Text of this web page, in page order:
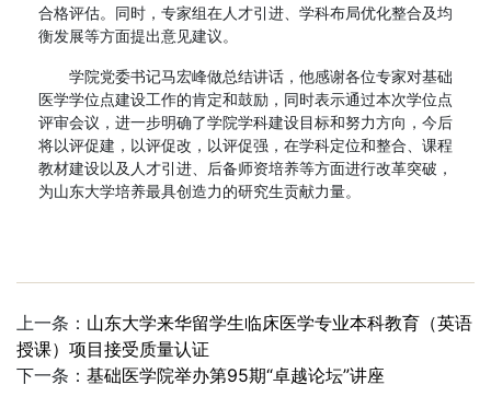
合格评估。同时，专家组在人才引进、学科布局优化整合及均
衡发展等方面提出意见建议。
学院党委书记马宏峰做总结讲话，他感谢各位专家对基础
医学学位点建设工作的肯定和鼓励，同时表示通过本次学位点
评审会议，进一步明确了学院学科建设目标和努力方向，今后
将以评促建，以评促改，以评促强，在学科定位和整合、课程
教材建设以及人才引进、后备师资培养等方面进行改革突破，
为山东大学培养最具创造力的研究生贡献力量。
上一条： 山东大学来华留学生临床医学专业本科教育（英语
授课）项目接受质量认证
下一条： 基础医学院举办第95期“卓越论坛”讲座